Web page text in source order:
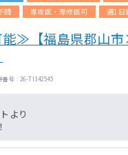
問 専攻医・専修医可 週1日
≫【福島県郡山
番号 : 26-TI342545
より